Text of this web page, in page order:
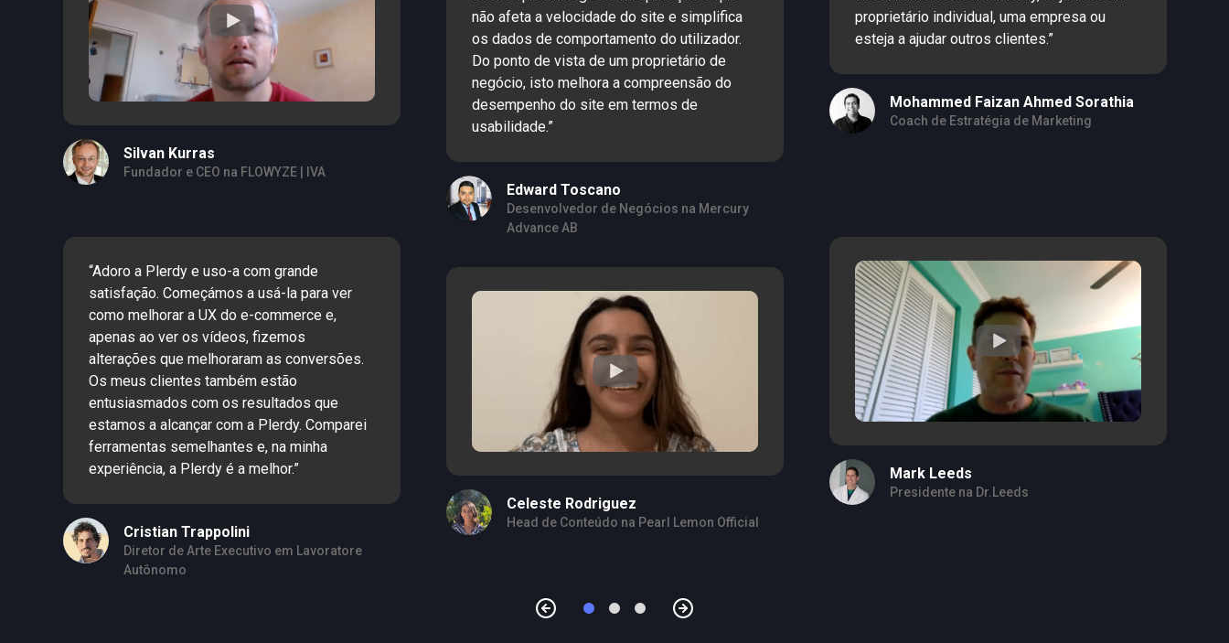
Silvan Kurras
Fundador e CEO na FLOWYZE | IVA
“Adoro a Plerdy e uso-a com grande
satisfação. Começámos a usá-la para ver
como melhorar a UX do e-commerce e,
apenas ao ver os vídeos, fizemos
alterações que melhoraram as conversões.
Os meus clientes também estão
entusiasmados com os resultados que
estamos a alcançar com a Plerdy. Comparei
ferramentas semelhantes e, na minha
experiência, a Plerdy é a melhor.”
Cristian Trappolini
Diretor de Arte Executivo em Lavoratore
Autônomo
não afeta a velocidade do site e simplifica
os dados de comportamento do utilizador.
Do ponto de vista de um proprietário de
negócio, isto melhora a compreensão do
desempenho do site em termos de
usabilidade.”
Edward Toscano
Desenvolvedor de Negócios na Mercury
Advance AB
Celeste Rodriguez
Head de Conteúdo na Pearl Lemon Official
proprietário individual, uma empresa ou
esteja a ajudar outros clientes.”
Mohammed Faizan Ahmed Sorathia
Coach de Estratégia de Marketing
Mark Leeds
Presidente na Dr.Leeds